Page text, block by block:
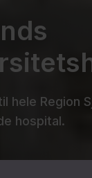
hele Region
hospital.